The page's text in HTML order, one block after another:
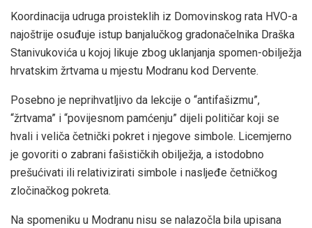
Koordinacija udruga proisteklih iz Domovinskog rata HVO-a
najoštrije osuđuje istup banjalučkog gradonačelnika Draška
Stanivukovića u kojoj likuje zbog uklanjanja spomen-obilježja
hrvatskim žrtvama u mjestu Modranu kod Dervente.
Posebno je neprihvatljivo da lekcije o “antifašizmu”,
“žrtvama” i “povijesnom pamćenju” dijeli političar koji se
hvali i veliča četnički pokret i njegove simbole. Licemjerno
je govoriti o zabrani fašističkih obilježja, a istodobno
prešućivati ili relativizirati simbole i nasljeđe četničkog
zločinačkog pokreta.
Na spomeniku u Modranu nisu se nalazočla bila upisana